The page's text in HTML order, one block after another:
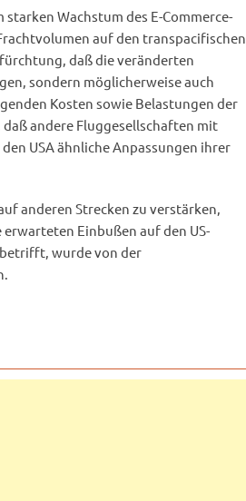
Wachstum des E-Commerce-
auf den transpacifischen
daß die veränderten
sondern möglicherweise auch
Kosten sowie Belastungen der
andere Fluggesellschaften mit
USA ähnliche Anpassungen ihrer
anderen Strecken zu verstärken,
Einbußen auf den US-
betrifft, wurde von der